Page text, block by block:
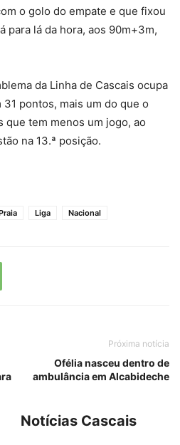
o golo do empate e que fixou
para lá da hora, aos 90m+3m,
da Linha de Cascais ocupa
pontos, mais um do que o
que tem menos um jogo, ao
na 13.ª posição.
Liga Nacional
Próxima notícia
Ofélia nasceu dentro de
ambulância em Alcabideche
Notícias Cascais